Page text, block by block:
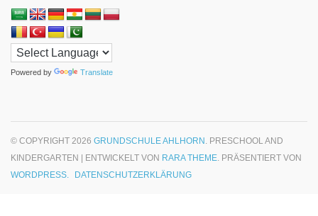
Powered by Translate
© COPYRIGHT 2026 GRUNDSCHULE AHLHORN . PRESCHOOL AND
KINDERGARTEN | ENTWICKELT VON RARA THEME . PRÄSENTIERT VON
WORDPRESS.
DATENSCHUTZERKLÄRUNG